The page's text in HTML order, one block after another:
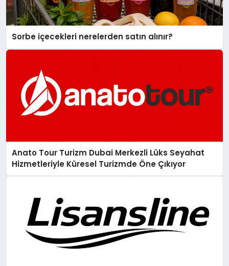
Sorbe içecekleri nerelerden satın alınır?
Anato Tour Turizm Dubai Merkezli Lüks Seyahat
Hizmetleriyle Küresel Turizmde Öne Çıkıyor